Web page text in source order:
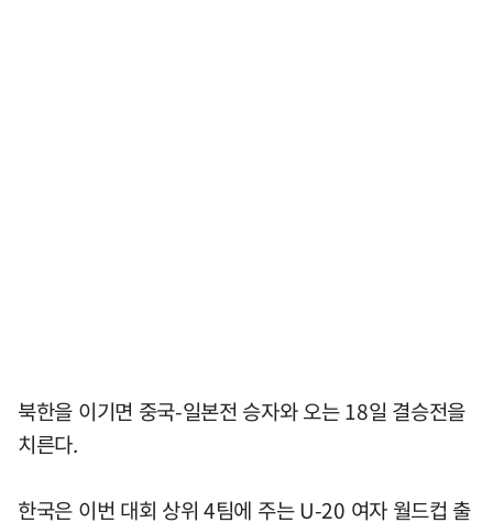
북한을 이기면 중국-일본전 승자와 오는 18일 결승전을
치른다.
한국은 이번 대회 상위 4팀에 주는 U-20 여자 월드컵 출